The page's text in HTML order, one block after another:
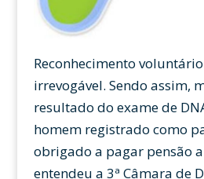
Reconhecimento
irrevogável. Sendo assim,
resultado do exame de
homem registrado como
obrigado a pagar pensão
entendeu a 3ª Câmara de